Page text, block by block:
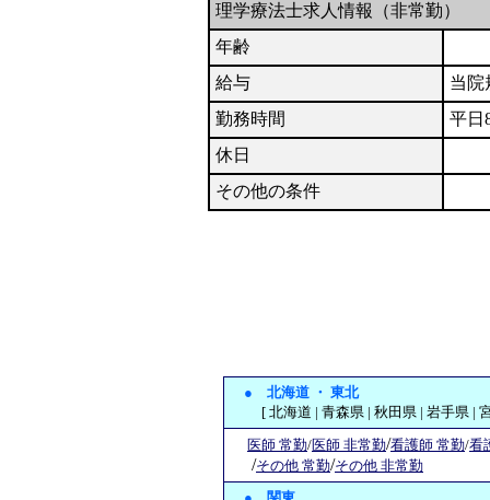
理学療法士求人情報（非常勤）
年齢
給与
当院
勤務時間
平日
休日
その他の条件
● 北海道 ・ 東北
[ 北海道 | 青森県 | 秋田県 | 岩手県 |
医師 常勤/医師 非常勤/看護師 常勤/看
/その他 常勤/その他 非常勤